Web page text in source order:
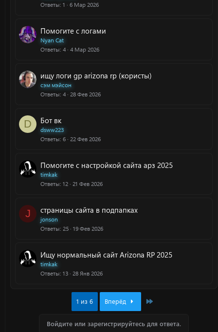
Ответы 1 6 Мар 2026
Помогите с логами
Nyan Cat
Ответы 4 4 Мар 2026
ищу логи gp arizona rp (користы)
сэм мэйсон
Ответы 4 28 Фев 2026
D Бот вк
dsww223
Ответы 6 22 Фев 2026
Помогите с настройкой сайта арз 2025
timkak
Ответы 12 21 Фев 2026
J страницы сайта в подпапках
jonson
Ответы 25 19 Фев 2026
Ищу нормальный сайт Arizona RP 2025
timkak
Ответы 13 28 Янв 2026
1 из 6 Вперёд
Войдите или зарегистрируйтесь для ответа.